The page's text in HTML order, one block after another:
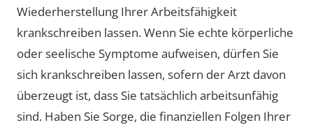
Wiederherstellung Ihrer Arbeitsfähigkeit
krankschreiben lassen. Wenn Sie echte körperliche
oder seelische Symptome aufweisen, dürfen Sie
sich krankschreiben lassen, sofern der Arzt davon
überzeugt ist, dass Sie tatsächlich arbeitsunfähig
sind. Haben Sie Sorge, die finanziellen Folgen Ihrer